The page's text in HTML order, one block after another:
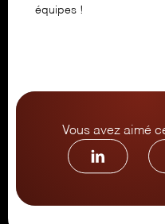
équipes !
Vous avez aimé